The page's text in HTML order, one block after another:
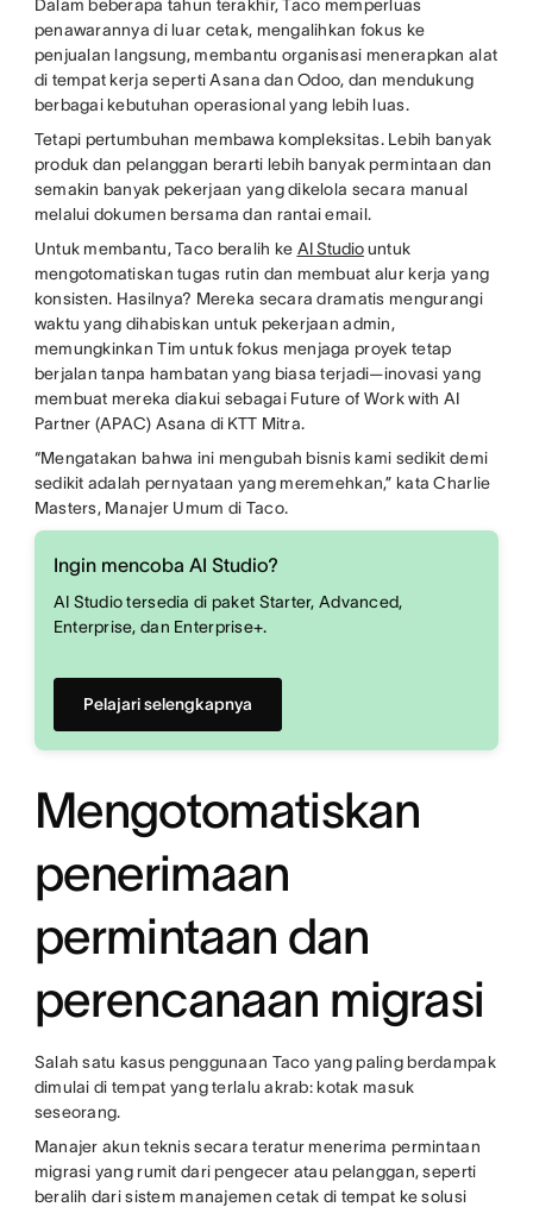
Dalam beberapa tahun terakhir, Taco memperluas
penawarannya di luar cetak, mengalihkan fokus ke
penjualan langsung, membantu organisasi menerapkan alat
di tempat kerja seperti Asana dan Odoo, dan mendukung
berbagai kebutuhan operasional yang lebih luas.
Tetapi pertumbuhan membawa kompleksitas. Lebih banyak
produk dan pelanggan berarti lebih banyak permintaan dan
semakin banyak pekerjaan yang dikelola secara manual
melalui dokumen bersama dan rantai email.
Untuk membantu, Taco beralih ke AI Studiountuk
mengotomatiskan tugas rutin dan membuat alur kerja yang
konsisten. Hasilnya? Mereka secara dramatis mengurangi
waktu yang dihabiskan untuk pekerjaan admin,
memungkinkan Tim untuk fokus menjaga proyek tetap
berjalan tanpa hambatan yang biasa terjadi—inovasi yang
membuat mereka diakui sebagai Future of Work with AI
Partner (APAC) Asana di KTT Mitra.
“Mengatakan bahwa ini mengubah bisnis kami sedikit demi
sedikit adalah pernyataan yang meremehkan,” kata Charlie
Masters, Manajer Umum di Taco.
Ingin mencoba AI Studio?
AI Studio tersedia di paket Starter, Advanced,
Enterprise, dan Enterprise+.
Pelajari selengkapnya
Mengotomatiskan
penerimaan
permintaan dan
perencanaan migrasi
Salah satu kasus penggunaan Taco yang paling berdampak
dimulai di tempat yang terlalu akrab: kotak masuk
seseorang.
Manajer akun teknis secara teratur menerima permintaan
migrasi yang rumit dari pengecer atau pelanggan, seperti
beralih dari sistem manajemen cetak di tempat ke solusi